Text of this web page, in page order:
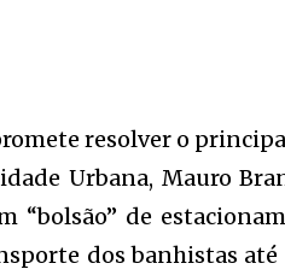
resolver o
Urbana, Mauro
“bolsão” de
dos banhistas até